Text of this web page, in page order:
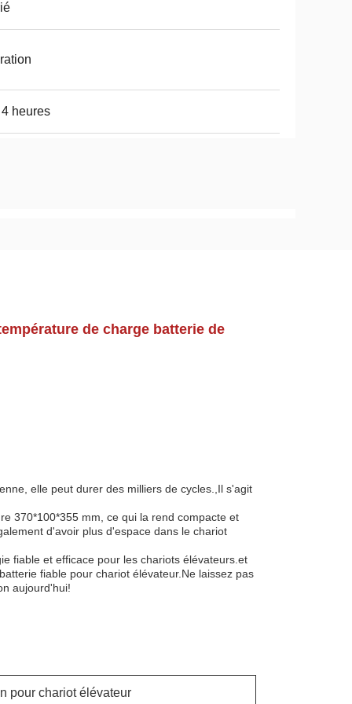
heures
de charge batterie de
elle peut durer des milliers de cycles.,Il s'agit
370*100*355 mm, ce qui la rend compacte et
d'avoir plus d'espace dans le chariot
fiable et efficace pour les chariots élévateurs.et
fiable pour chariot élévateur.Ne laissez pas
aujourd'hui!
pour chariot élévateur